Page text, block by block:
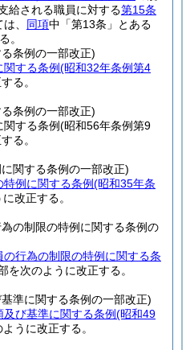
給される職員に対する第15条
、 同項中「第13条」とある
。
条例の一部改正)
する条例(昭和32年条例第4
る。
条例の一部改正)
する条例(昭和56年条例第9
る。
関する条例の一部改正)
例に関する条例(昭和35年条
改正する。
の制限の特例に関する条例の
行為の制限の特例に関する条
を次のように改正する。
準に関する条例の一部改正)
び基準に関する条例(昭和49
うに改正する。